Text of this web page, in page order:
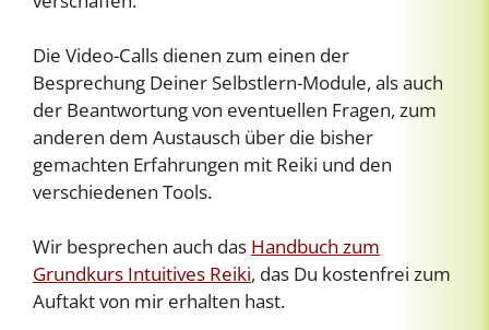
Die Video-Calls dienen zum einen der
Besprechung Deiner Selbstlern-Module, als auch
der Beantwortung von eventuellen Fragen, zum
anderen dem Austausch über die bisher
gemachten Erfahrungen mit Reiki und den
verschiedenen Tools.
Wir besprechen auch das Handbuch zum
Grundkurs Intuitives Reiki, das Du kostenfrei zum
Auftakt von mir erhalten hast.